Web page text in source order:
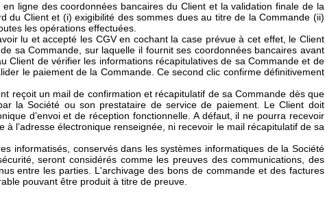
ligne des coordonnées bancaires du Client et la validation finale de la
du Client et (i) exigibilité des sommes dues au titre de la Commande (ii)
les opérations effectuées.
lu et accepté les CGV en cochant la case prévue à cet effet, le Client
sa Commande, sur laquelle il fournit ses coordonnées bancaires avant
Client de vérifier les informations récapitulatives de sa Commande et de
le paiement de la Commande. Ce second clic confirme définitivement
reçoit un mail de confirmation et récapitulatif de sa Commande dès que
la Société ou son prestataire de service de paiement. Le Client doit
d’envoi et de réception fonctionnelle. A défaut, il ne pourra recevoir
à l’adresse électronique renseignée, ni recevoir le mail récapitulatif de sa
informatisés, conservés dans les systèmes informatiques de la Société
seront considérés comme les preuves des communications, des
entre les parties. L'archivage des bons de commande et des factures
pouvant être produit à titre de preuve.